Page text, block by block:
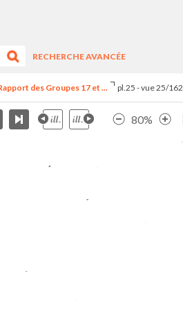
RECHERCHE AVANCÉE
des Groupes 17 et ... pl.25 - vue 25/162
80%